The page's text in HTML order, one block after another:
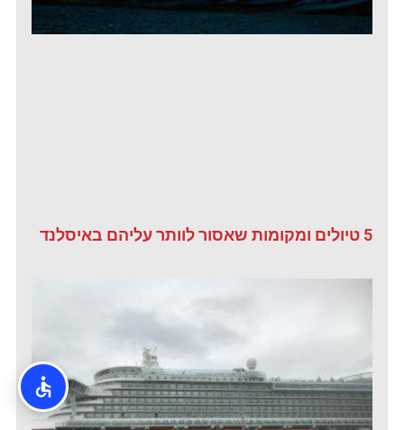
5 טיולים ומקומות שאסור לוותר עליהם באיסלנד